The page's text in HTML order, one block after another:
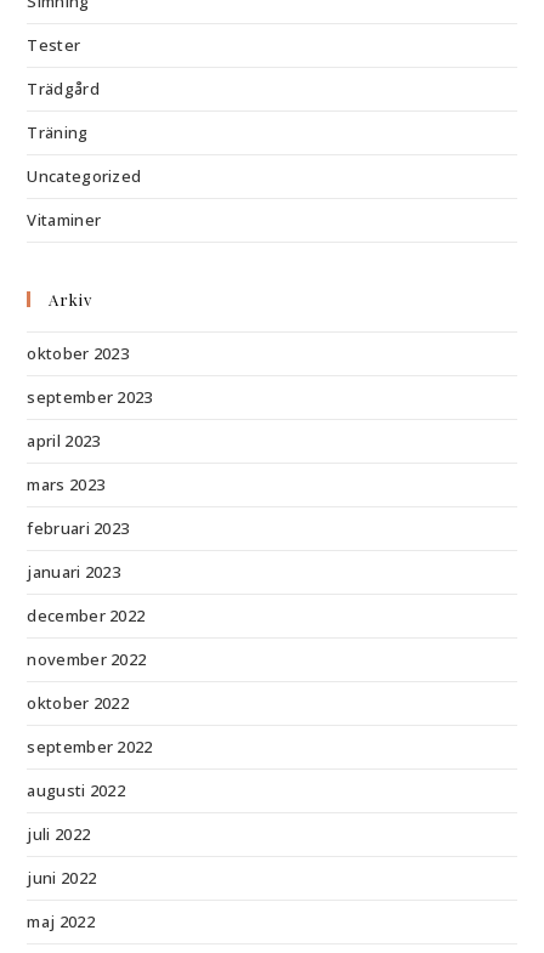
Tester
Trädgård
Träning
Uncategorized
Vitaminer
Arkiv
oktober 2023
september 2023
april 2023
mars 2023
februari 2023
januari 2023
december 2022
november 2022
oktober 2022
september 2022
augusti 2022
juli 2022
juni 2022
maj 2022